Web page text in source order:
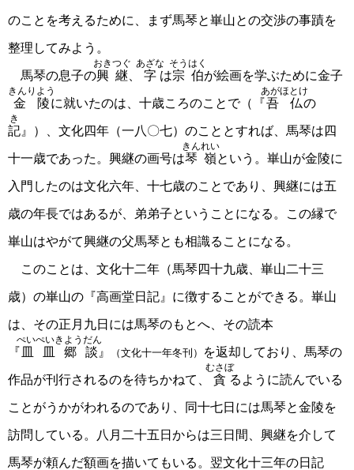
のことを考えるために、まず馬琴と崋山との交渉の事蹟を
整理してみよう。
馬琴の息子の興継
おきつぐ
字
あざな
は宗伯
そうはく
が絵画を学ぶために金子
金陵
きんりよう
に就いたのは、十歳ころのことで（『吾仏
あがほとけ
の
記
き
』）、文化四年（一八〇七）のこととすれば、馬琴は四
十一歳であった。興継の画号は琴嶺
きんれい
という。崋山が金陵に
入門したのは文化六年、十七歳のことであり、興継には五
歳の年長ではあるが、弟弟子ということになる。この縁で
崋山はやがて興継の父馬琴とも相識ることになる。
このことは、文化十二年（馬琴四十九歳、崋山二十三
歳）の崋山の『高画堂日記』に徴することができる。崋山
は、その正月九日には馬琴のもとへ、その読本
『 皿皿郷談
ぺいぺいきようだん
』 （文化十一年冬刊） を返却しており、馬琴の
作品が刊行されるのを待ちかねて、 貪
むさぼ
るように読んでいる
ことがうかがわれるのであり、同十七日には馬琴と金陵を
訪問している。八月二十五日からは三日間、興継を介して
馬琴が頼んだ額画を描いてもいる。翌文化十三年の日記